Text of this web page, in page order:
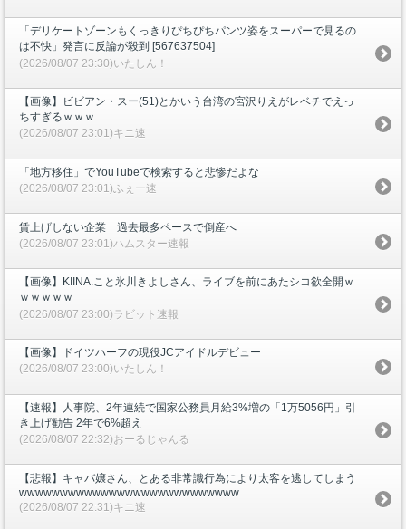
「デリケートゾーンもくっきりぴちぴちパンツ姿をスーパーで見るの
は不快」発言に反論が殺到 [567637504]
(2026/08/07 23:30)いたしん！
【画像】ビビアン・スー(51)とかいう台湾の宮沢りえがレベチでえっ
ちすぎるｗｗｗ
(2026/08/07 23:01)キニ速
「地方移住」でYouTubeで検索すると悲惨だよな
(2026/08/07 23:01)ふぇー速
賃上げしない企業 過去最多ペースで倒産へ
(2026/08/07 23:01)ハムスター速報
【画像】KIINA.こと氷川きよしさん、ライブを前にあたシコ欲全開ｗ
ｗｗｗｗｗ
(2026/08/07 23:00)ラビット速報
【画像】ドイツハーフの現役JCアイドルデビュー
(2026/08/07 23:00)いたしん！
【速報】人事院、2年連続で国家公務員月給3%増の「1万5056円」引
き上げ勧告 2年で6%超え
(2026/08/07 22:32)おーるじゃんる
【悲報】キャバ嬢さん、とある非常識行為により太客を逃してしまう
wwwwwwwwwwwwwwwwwwwwwwwwwww
(2026/08/07 22:31)キニ速